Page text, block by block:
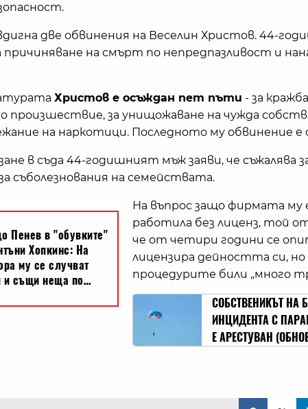
две обвинения на Веселин Христов. 44-
на смърт по непредпазливост и
Христов е осъждан пет пъти - за
за унищожаване на чужда
на наркотици. Последното му обвинение е
в съда 44-годишният мъж заяви, че съжалява
съболезнования на семействата.
На въпрос защо фирмата му
работила без лиценз, той
че от четири години се
лицензира дейността си, но
процедурите били „много
СОБСТВЕНИКЪТ НА
ИНЦИДЕНТА С
Е АРЕСТУВАН